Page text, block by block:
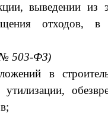
выведении из
отходов,
№ 503-ФЗ)
в